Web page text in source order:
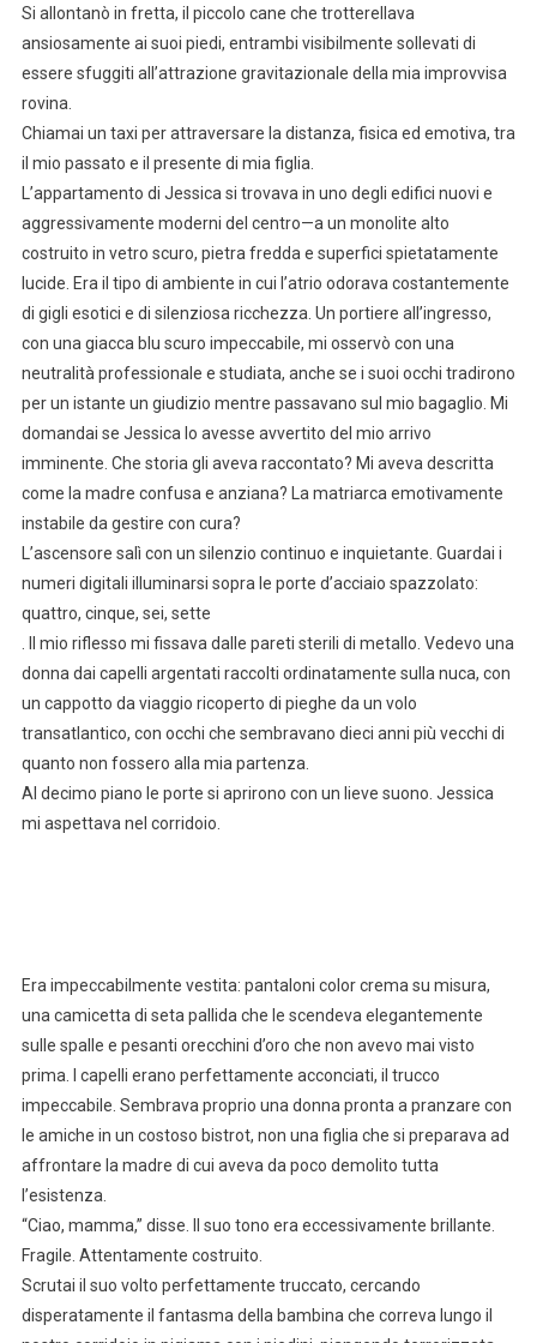
Si allontanò in fretta, il piccolo cane che trotterellava
ansiosamente ai suoi piedi, entrambi visibilmente sollevati di
essere sfuggiti all’attrazione gravitazionale della mia improvvisa
rovina.
Chiamai un taxi per attraversare la distanza, fisica ed emotiva, tra
il mio passato e il presente di mia figlia.
L’appartamento di Jessica si trovava in uno degli edifici nuovi e
aggressivamente moderni del centro—a un monolite alto
costruito in vetro scuro, pietra fredda e superfici spietatamente
lucide. Era il tipo di ambiente in cui l’atrio odorava costantemente
di gigli esotici e di silenziosa ricchezza. Un portiere all’ingresso,
con una giacca blu scuro impeccabile, mi osservò con una
neutralità professionale e studiata, anche se i suoi occhi tradirono
per un istante un giudizio mentre passavano sul mio bagaglio. Mi
domandai se Jessica lo avesse avvertito del mio arrivo
imminente. Che storia gli aveva raccontato? Mi aveva descritta
come la madre confusa e anziana? La matriarca emotivamente
instabile da gestire con cura?
L’ascensore salì con un silenzio continuo e inquietante. Guardai i
numeri digitali illuminarsi sopra le porte d’acciaio spazzolato:
quattro, cinque, sei, sette
. Il mio riflesso mi fissava dalle pareti sterili di metallo. Vedevo una
donna dai capelli argentati raccolti ordinatamente sulla nuca, con
un cappotto da viaggio ricoperto di pieghe da un volo
transatlantico, con occhi che sembravano dieci anni più vecchi di
quanto non fossero alla mia partenza.
Al decimo piano le porte si aprirono con un lieve suono. Jessica
mi aspettava nel corridoio.
Era impeccabilmente vestita: pantaloni color crema su misura,
una camicetta di seta pallida che le scendeva elegantemente
sulle spalle e pesanti orecchini d’oro che non avevo mai visto
prima. I capelli erano perfettamente acconciati, il trucco
impeccabile. Sembrava proprio una donna pronta a pranzare con
le amiche in un costoso bistrot, non una figlia che si preparava ad
affrontare la madre di cui aveva da poco demolito tutta
l’esistenza.
“Ciao, mamma,” disse. Il suo tono era eccessivamente brillante.
Fragile. Attentamente costruito.
Scrutai il suo volto perfettamente truccato, cercando
disperatamente il fantasma della bambina che correva lungo il